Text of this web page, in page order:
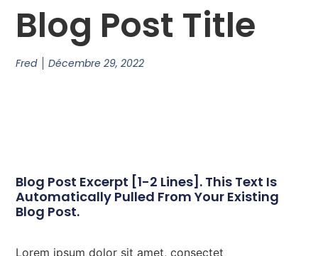
Blog Post Title
Fred Décembre 29, 2022
Blog Post Excerpt [1-2 Lines]. This Text Is
Automatically Pulled From Your Existing
Blog Post.
Lorem ipsum dolor sit amet, consectet